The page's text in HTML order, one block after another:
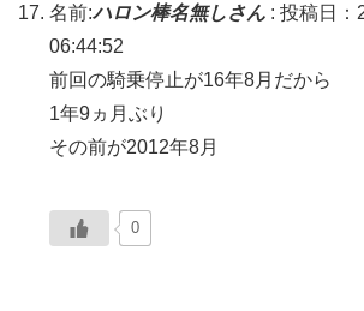
名前:ハロン棒名無しさん : 投稿日：
06:44:52
前回の騎乗停止が16年8月だから
1年9ヵ月ぶり
その前が2012年8月
0